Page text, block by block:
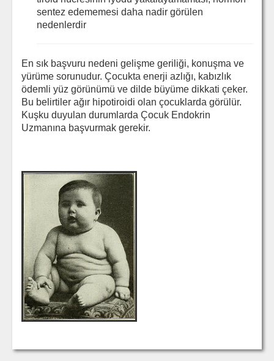
sentez edememesi daha nadir görülen
nedenlerdir
En sık başvuru nedeni gelişme geriliği, konuşma ve
yürüme sorunudur. Çocukta enerji azlığı, kabızlık
ödemli yüz görünümü ve dilde büyüme dikkati çeker.
Bu belirtiler ağır hipotiroidi olan çocuklarda görülür.
Kuşku duyulan durumlarda Çocuk Endokrin
Uzmanına başvurmak gerekir.